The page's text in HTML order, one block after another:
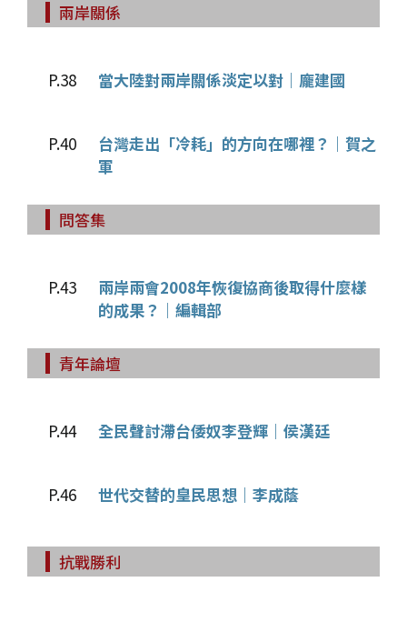
兩岸關係
P.38 當大陸對兩岸關係淡定以對｜龐建國
P.40
台灣走出「冷耗」的方向在哪裡？｜賀之
軍
問答集
P.43
兩岸兩會2008年恢復協商後取得什麼樣
的成果？｜編輯部
青年論壇
P.44 全民聲討滯台倭奴李登輝｜侯漢廷
P.46 世代交替的皇民思想｜李成蔭
抗戰勝利